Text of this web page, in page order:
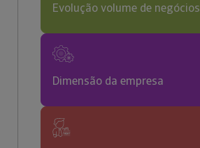
Evolução volume de negócios
Dimensão da empresa